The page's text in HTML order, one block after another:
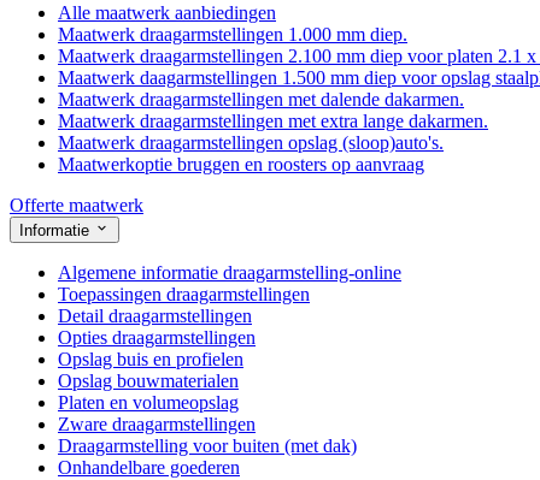
Alle maatwerk aanbiedingen
Maatwerk draagarmstellingen 1.000 mm diep.
Maatwerk draagarmstellingen 2.100 mm diep voor platen 2.1 x
Maatwerk daagarmstellingen 1.500 mm diep voor opslag
Maatwerk draagarmstellingen met dalende dakarmen.
Maatwerk draagarmstellingen met extra lange dakarmen.
Maatwerk draagarmstellingen opslag (sloop)auto's.
Maatwerkoptie bruggen en roosters op aanvraag
Offerte maatwerk
Informatie
Algemene informatie draagarmstelling-online
Toepassingen draagarmstellingen
Detail draagarmstellingen
Opties draagarmstellingen
Opslag buis en profielen
Opslag bouwmaterialen
Platen en volumeopslag
Zware draagarmstellingen
Draagarmstelling voor buiten (met dak)
Onhandelbare goederen